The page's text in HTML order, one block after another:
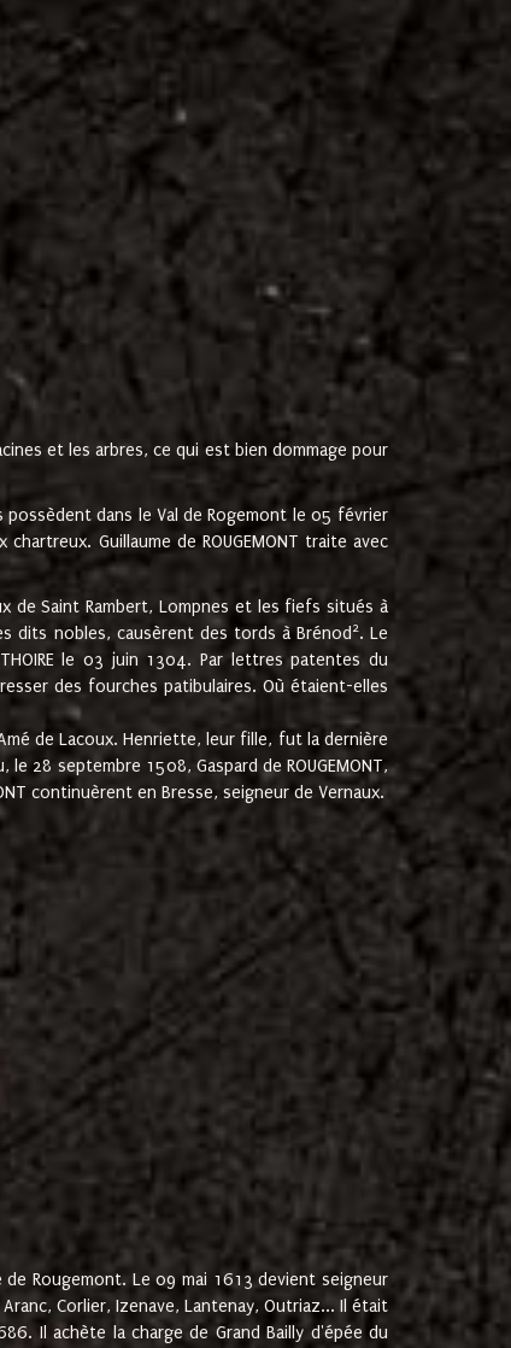
et les arbres, ce qui est bien dommage pour
possèdent dans le Val de Rogemont le 05 février
Guillaume de ROUGEMONT traite avec
de Saint Rambert, Lompnes et les fiefs situés à
dits nobles, causèrent des tords à Brénod 2. Le
le 03 juin 1304. Par lettres patentes du
des fourches patibulaires. Où étaient-elles
de Lacoux. Henriette, leur fille, fut la dernière
28 septembre 1508, Gaspard de ROUGEMONT,
continuèrent en Bresse, seigneur de Vernaux.
de Rougemont. Le 09 mai 1613 devient seigneur
Corlier, Izenave, Lantenay, Outriaz... Il était
Il achète la charge de Grand Bailly d'épée du